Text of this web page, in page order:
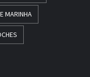
MARINHA